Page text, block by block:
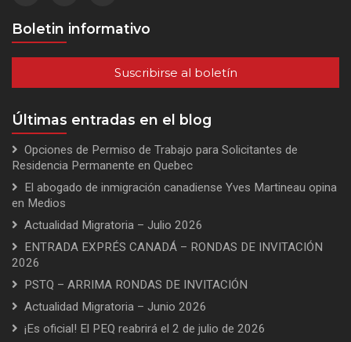
Boletin informativo
Suscribirse al boletín
Últimas entradas en el blog
Opciones de Permiso de Trabajo para Solicitantes de
Residencia Permanente en Quebec
El abogado de inmigración canadiense Yves Martineau opina
en Medios
Actualidad Migratoria – Julio 2026
ENTRADA EXPRÉS CANADÁ – RONDAS DE INVITACIÓN
2026
PSTQ – ARRIMA RONDAS DE INVITACIÓN
Actualidad Migratoria – Junio 2026
¡Es oficial! El PEQ reabrirá el 2 de julio de 2026